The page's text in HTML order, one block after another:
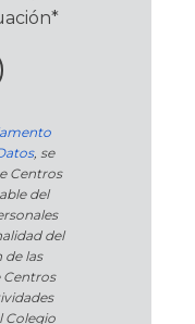
, se
Centros
del
del
las
Centros
Colegio